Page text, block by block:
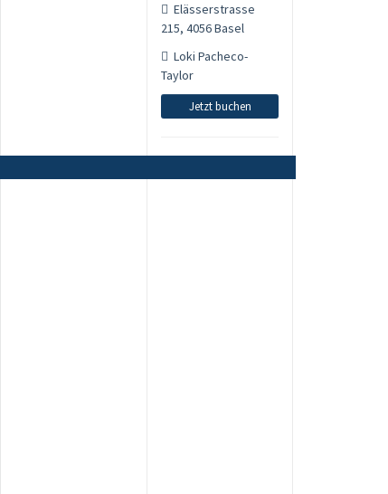
Elässerstrasse
215, 4056 Basel
Loki Pacheco-
Taylor
Jetzt buchen